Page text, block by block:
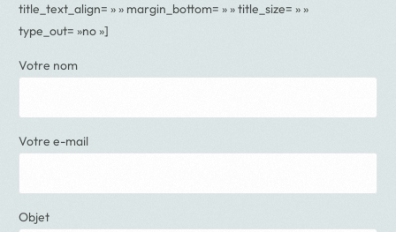
title_text_align= » » margin_bottom= » » title_size= » »
type_out= »no »]
Votre nom
Votre e-mail
Objet